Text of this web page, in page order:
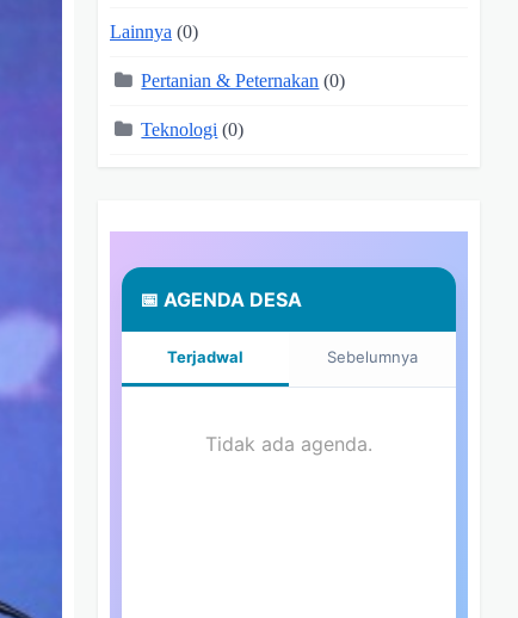
Lainnya (0)
Pertanian & Peternakan (0)
Teknologi (0)